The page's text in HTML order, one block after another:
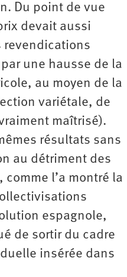
Du point de vue
devait aussi
revendications
une hausse de la
au moyen de la
variétale, de
maîtrisé).
résultats sans
au détriment des
l’a montré la
espagnole,
de sortir du cadre
insérée dans